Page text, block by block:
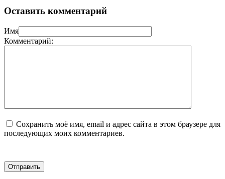
Оставить комментарий
Имя
Комментарий:
Сохранить моё имя, email и адрес сайта в этом браузере для
последующих моих комментариев.